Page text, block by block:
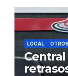
LOCAL OTROS